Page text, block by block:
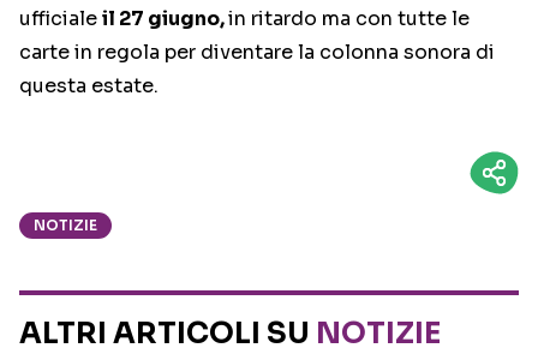
ufficialeil 27 giugno,in ritardo ma con tutte le
carte in regola per diventare la colonna sonora di
questa estate.
NOTIZIE
ALTRI ARTICOLI SU NOTIZIE